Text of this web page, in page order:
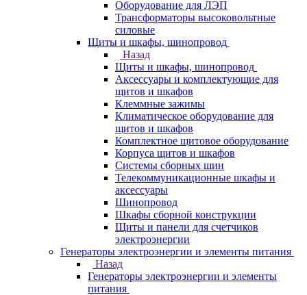
Оборудование для ЛЭП
Трансформаторы высоковольтные
силовые
Щиты и шкафы, шинопровод
Назад
Щиты и шкафы, шинопровод
Аксессуары и комплектующие для
щитов и шкафов
Клеммные зажимы
Климатическое оборудование для
щитов и шкафов
Комплектное щитовое оборудование
Корпуса щитов и шкафов
Системы сборных шин
Телекоммуникационные шкафы и
аксессуары
Шинопровод
Шкафы сборной конструкции
Щиты и панели для счетчиков
электроэнергии
Генераторы электроэнергии и элементы питания
Назад
Генераторы электроэнергии и элементы
питания